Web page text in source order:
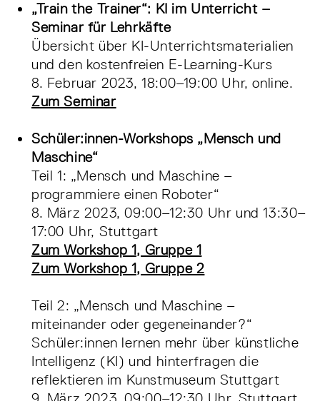
„Train the Trainer“: KI im Unterricht –
Seminar für Lehrkäfte
Übersicht über KI-Unterrichtsmaterialien
und den kostenfreien E-Learning-Kurs
8. Februar 2023, 18:00–19:00 Uhr, online.
Zum Seminar
Schüler:innen-Workshops „Mensch und
Maschine“
Teil 1: „Mensch und Maschine –
programmiere einen Roboter“
8. März 2023, 09:00–12:30 Uhr und 13:30–
17:00 Uhr, Stuttgart
Zum Workshop 1, Gruppe 1
Zum Workshop 1, Gruppe 2
Teil 2: „Mensch und Maschine –
miteinander oder gegeneinander?“
Schüler:innen lernen mehr über künstliche
Intelligenz (KI) und hinterfragen die
reflektieren im Kunstmuseum Stuttgart